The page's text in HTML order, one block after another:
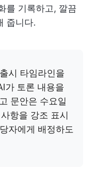
를 기록하고, 깔끔
줍니다.
시 타임라인을
가 토론 내용을
문안은 수요일
항을 강조 표시
자에게 배정하도